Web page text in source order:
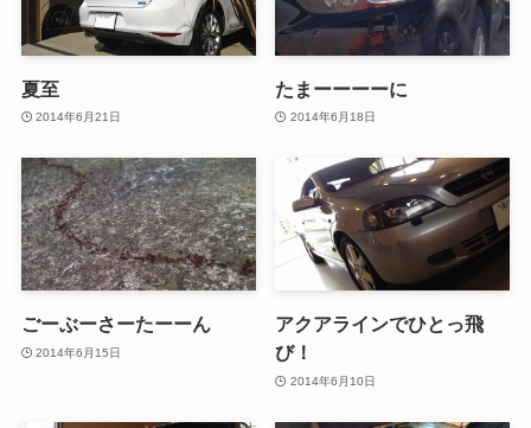
夏至
2014年6月21日
たまーーーーに
2014年6月18日
ごーぶーさーたーーん
2014年6月15日
アクアラインでひとっ飛
び！
2014年6月10日